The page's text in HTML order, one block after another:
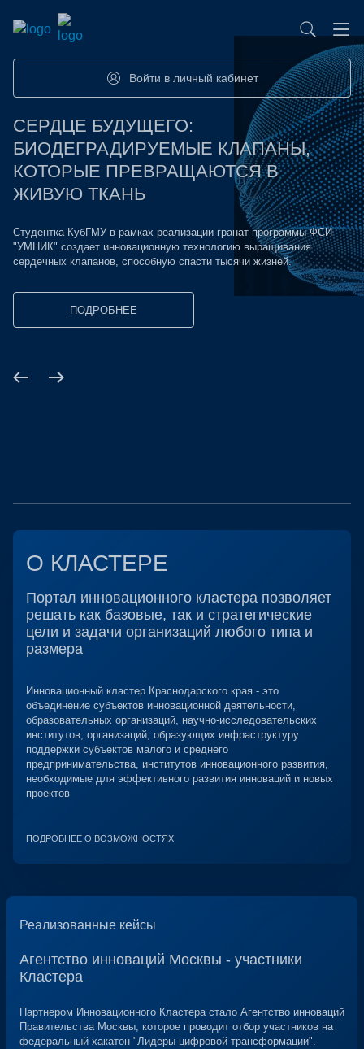
Войти в личный кабинет
СЕРДЦЕ БУДУЩЕГО:
БИОДЕГРАДИРУЕМЫЕ КЛАПАНЫ,
КОТОРЫЕ ПРЕВРАЩАЮТСЯ В
ЖИВУЮ ТКАНЬ
Студентка КубГМУ в рамках реализации гранат программы ФСИ
"УМНИК" создает инновационную технологию выращивания
сердечных клапанов, способную спасти тысячи жизней.
ПОДРОБНЕЕ
О КЛАСТЕРЕ
Портал инновационного кластера позволяет
решать как базовые, так и стратегические
цели и задачи организаций любого типа и
размера
Инновационный кластер Краснодарского края - это
объединение субъектов инновационной деятельности,
образовательных организаций, научно-исследовательских
институтов, организаций, образующих инфраструктуру
поддержки субъектов малого и среднего
предпринимательства, институтов инновационного развития,
необходимые для эффективного развития инноваций и новых
проектов
ПОДРОБНЕЕ О ВОЗМОЖНОСТЯХ
Реализованные кейсы
Агентство инноваций Москвы - участники
Кластера
Партнером Инновационного Кластера стало Агентство инноваций
Правительства Москвы, которое проводит отбор участников на
федеральный хакатон "Лидеры цифровой трансформации".
Проекты
Форумы/Конференции
Хакатоны